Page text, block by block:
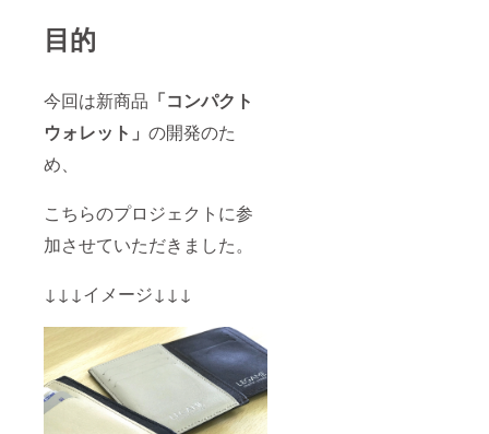
目的
今回は新商品 「コンパクト
ウォレット」 の開発のた
め、
こちらのプロジェクトに参
加させていただきました。
↓↓↓イメージ↓↓↓